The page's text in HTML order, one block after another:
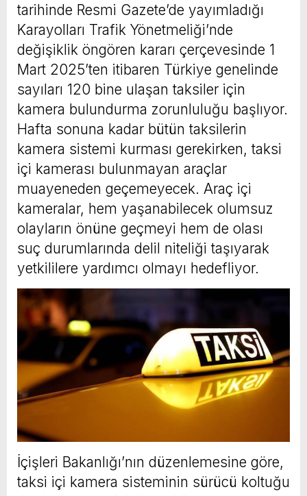
tarihinde Resmi Gazete’de yayımladığı
Karayolları Trafik Yönetmeliği’nde
değişiklik öngören kararı çerçevesinde 1
Mart 2025’ten itibaren Türkiye genelinde
sayıları 120 bine ulaşan taksiler için
kamera bulundurma zorunluluğu başlıyor.
Hafta sonuna kadar bütün taksilerin
kamera sistemi kurması gerekirken, taksi
içi kamerası bulunmayan araçlar
muayeneden geçemeyecek. Araç içi
kameralar, hem yaşanabilecek olumsuz
olayların önüne geçmeyi hem de olası
suç durumlarında delil niteliği taşıyarak
yetkililere yardımcı olmayı hedefliyor.
İçişleri Bakanlığı’nın düzenlemesine göre,
taksi içi kamera sisteminin sürücü koltuğu